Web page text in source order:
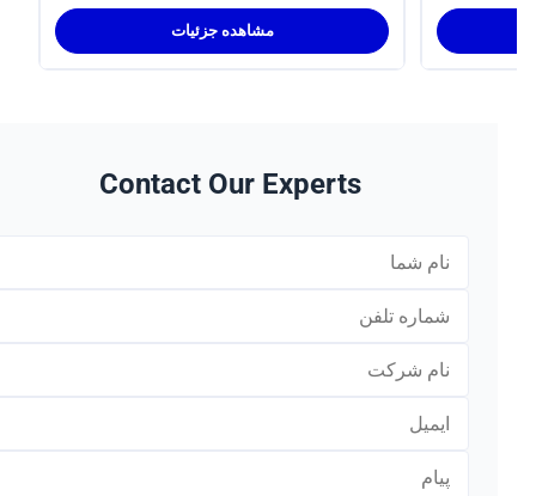
مشاهده جزئیات
Contact Our Experts